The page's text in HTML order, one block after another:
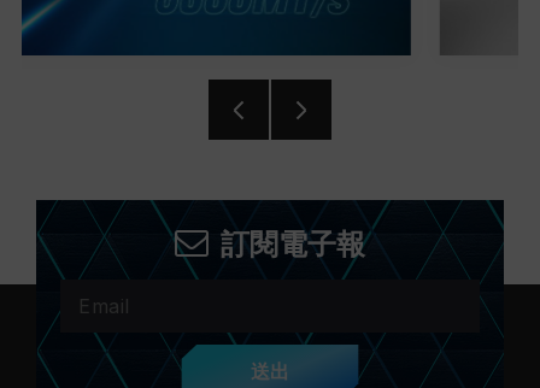
訂閱電子報
送出